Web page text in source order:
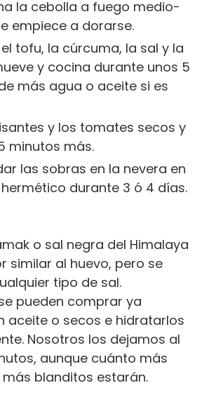
la cebolla a fuego medio-
empiece a dorarse.
tofu, la cúrcuma, la sal y la
y cocina durante unos 5
más agua o aceite si es
y los tomates secos y
minutos más.
las sobras en la nevera en
durante 3 ó 4 días.
o sal negra del Himalaya
similar al huevo, pero se
tipo de sal.
pueden comprar ya
aceite o secos e hidratarlos
Nosotros los dejamos al
aunque cuánto más
blanditos estarán.